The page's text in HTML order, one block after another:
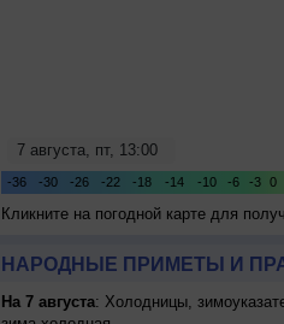
Кликните на погодной карте для
НАРОДНЫЕ ПРИМЕТЫ И
На 7 августа: Холодницы,